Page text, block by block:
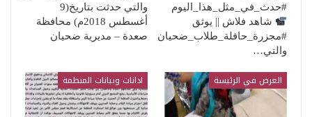
#حدث_في_مثل_هذا_اليوم
شاهد فلاش || يوثق
#مجزرة_حافلة_طلاب_ضحيان
والتي…
والتي حدثت بتاريخ(9
أغسطس 2018م) محافظة
صعدة – مديرية ضحيان
العرض في الرئيسة ادانات وبيانات المنظمة